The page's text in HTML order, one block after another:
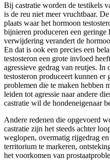
Bij castratie worden de testikels
is de reu niet meer vruchtbaar.
plaats waar het hormoon
bijnieren produceren een geringe
verwijdering verandert de
En dat is ook een precies een
testosteron een grote invloed
agressieve gedrag van reutjes. In
testosteron produceert kunnen er
problemen die te maken hebben
leiden tot agressie naar andere
castratie wil de hondeneigenaar
Andere redenen die opgevoerd
castratie zijn het steeds achter
weglopen, overmatig rijgedrag
territorium te markeren,
het voorkomen van